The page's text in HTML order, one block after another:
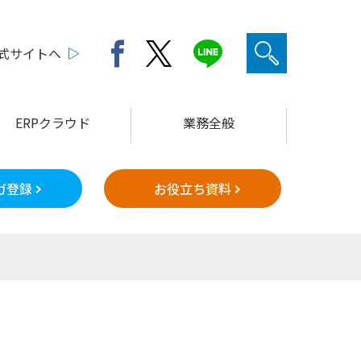
サイトへ
ERPクラウド 業務全般
登録 お役立ち資料